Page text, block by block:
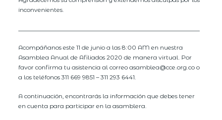
inconvenientes.
Acompáñanos este 11 de junio a las 8:00 AM en nuestra
Asamblea Anual de Afiliados 2020 de manera virtual. Por
favor confirma tu asistencia al correo asamblea@cce.org.co o
a los teléfonos 311 669 9851 – 311 293 6441.
A continuación, encontrarás la información que debes tener
en cuenta para participar en la asamblera.